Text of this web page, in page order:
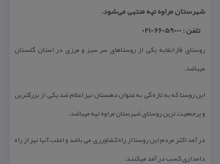
شهرستان مراوه تپه منتهی می‌شود.
تلفن : 66059000-021
روستای قازانقایه یكی از روستاهای سر سبز و مرزی در استان گلستان
میباشد.
این روستا كه به تازه گی به عنوان دهستان نیز اعلام شد یكی از بزرگترین
و پرجمعیت ترین روستای شهرستان مراوه تپه میباشد.
در آمد اكثر مردم این روستا از راه كشاورزی می باشد و اغلب آنها نیز از راه
دامداری كسب در آمد میكنند.